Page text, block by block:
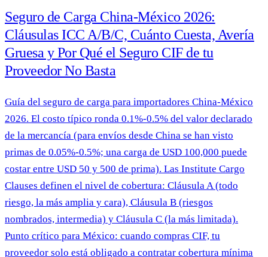
Seguro de Carga China-México 2026:
Cláusulas ICC A/B/C, Cuánto Cuesta, Avería
Gruesa y Por Qué el Seguro CIF de tu
Proveedor No Basta
Guía del seguro de carga para importadores China-México
2026. El costo típico ronda 0.1%-0.5% del valor declarado
de la mercancía (para envíos desde China se han visto
primas de 0.05%-0.5%; una carga de USD 100,000 puede
costar entre USD 50 y 500 de prima). Las Institute Cargo
Clauses definen el nivel de cobertura: Cláusula A (todo
riesgo, la más amplia y cara), Cláusula B (riesgos
nombrados, intermedia) y Cláusula C (la más limitada).
Punto crítico para México: cuando compras CIF, tu
proveedor solo está obligado a contratar cobertura mínima